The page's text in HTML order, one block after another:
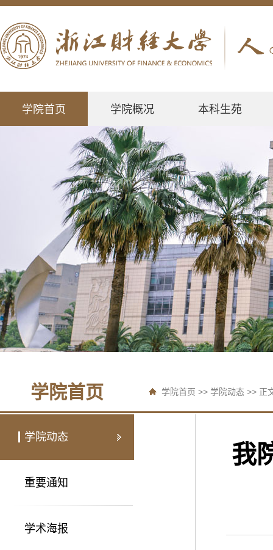
学院首页 学院概况 本科生苑
学院首页 学院首页 >> 学院动态 >> 正
学院动态
重要通知
学术海报
我